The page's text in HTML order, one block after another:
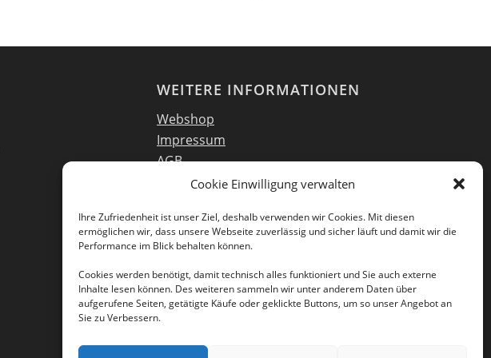
Cookie Einwilligung verwalten
Ihre Zufriedenheit ist unser Ziel, deshalb verwenden wir Cookies. Mit diesen
ermöglichen wir, dass unsere Webseite zuverlässig und sicher läuft und damit wir die
Performance im Blick behalten können.
Cookies werden benötigt, damit technisch alles funktioniert und Sie auch externe
Inhalte lesen können. Des weiteren sammeln wir unter anderem Daten über
aufgerufene Seiten, getätigte Käufe oder geklickte Buttons, um so unser Angebot an
Sie zu Verbessern.
WEITERE INFORMATIONEN
Webshop
Impressum
AGB
Folgen Sie uns auch in unseren sozialen
Netzwerken: